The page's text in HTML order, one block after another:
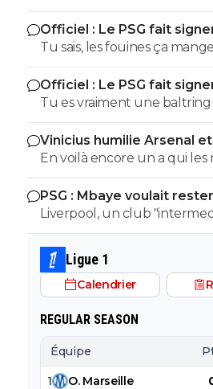
justifier sur chaque
Tu aurais la queue d'un
bouche et on t'accuserait
mangé que tu nierais
Officiel : Le PSG fait
pour 50 ME
Tu sais, les fouines ça
Officiel : Le PSG fait
pour 50 ME
Tu es vraiment une
Vinicius humilie Arsenal
Real jusqu’en 2032
En voilà encore un a qui les
suffisant pas, a craché sur
en récupérer quelques uns
mec pareil me pue au
et continue a bien pourrir le
PSG : Mbaye voulait
Enrique l'a convaincu
Liverpool, un club
Ligue 1
Calendrier
REGULAR SEASON
Équipe
1 O. Marseille